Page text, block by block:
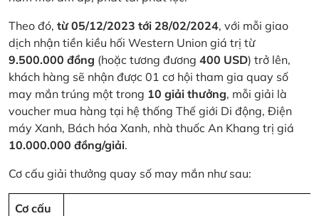
Theo đó, từ 05/12/2023 tới 28/02/2024, với mỗi giao
dịch nhận tiền kiều hối Western Union giá trị từ
9.500.000 đồng (hoặc tương đương 400 USD) trở lên,
khách hàng sẽ nhận được 01 cơ hội tham gia quay số
may mắn trúng một trong 10 giải thưởng, mỗi giải là
voucher mua hàng tại hệ thống Thế giới Di động, Điện
máy Xanh, Bách hóa Xanh, nhà thuốc An Khang trị giá
10.000.000 đồng/giải.
Cơ cấu giải thưởng quay số may mắn như sau:
Cơ cấu